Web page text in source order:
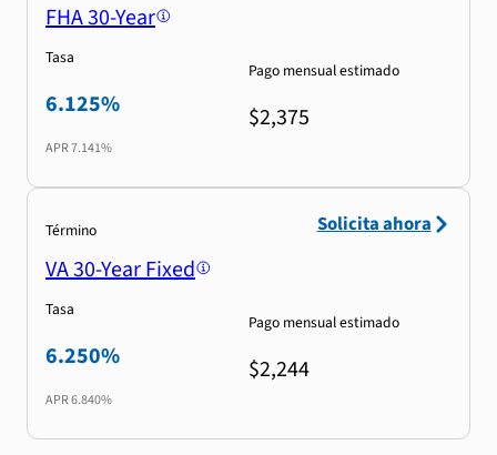
FHA 30-Year
Tasa
6.125%
APR7.141%
Pago mensual estimado
$2,375
Término
VA 30-Year Fixed
Tasa
6.250%
APR6.840%
Pago mensual estimado
$2,244
Solicita ahora